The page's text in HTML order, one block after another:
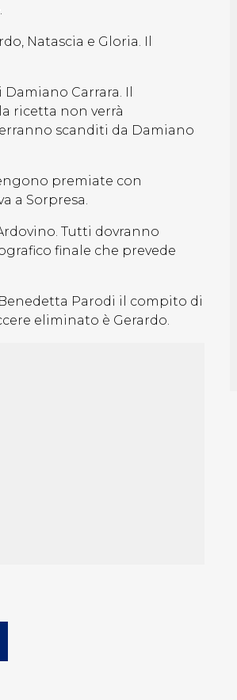
Natascia e Gloria. Il
Carrara. Il
ricetta non verrà
scanditi da Damiano
premiate con
a Sorpresa.
Tutti dovranno
finale che prevede
Parodi il compito di
eliminato è Gerardo.